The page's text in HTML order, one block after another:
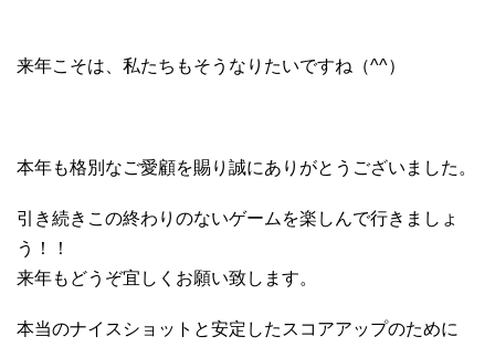
来年こそは、私たちもそうなりたいですね（^^）
本年も格別なご愛顧を賜り誠にありがとうございました。
引き続きこの終わりのないゲームを楽しんで行きましょ
う！！
来年もどうぞ宜しくお願い致します。
本当のナイスショットと安定したスコアアップのために